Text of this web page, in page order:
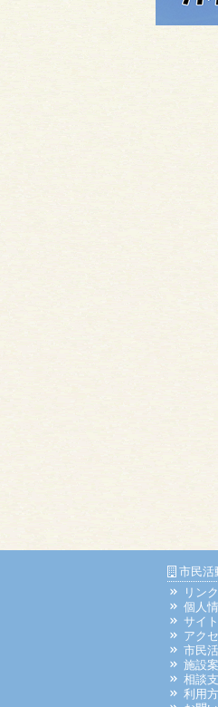
市民活
リン
個人
サイ
アク
市民
施設
相談
利用